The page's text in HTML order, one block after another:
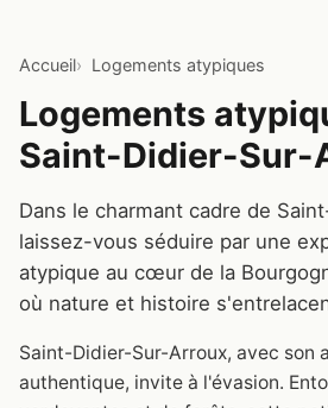
Accueil Logements atypiques
Logements
Saint-Didier-Sur-
Dans le charmant cadre de
laissez-vous séduire par une
atypique au cœur de la
où nature et histoire
Saint-Didier-Sur-Arroux, avec son
authentique, invite à l'évasion.